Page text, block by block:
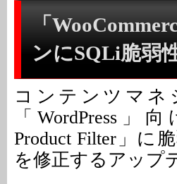
「
ンにSQLi脆弱
コンテンツマネ
「WordPress」
Product Filter」に
を修正するアップ